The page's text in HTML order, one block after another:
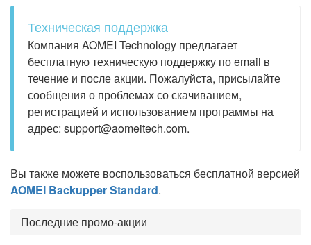
Техническая поддержка
Компания AOMEI Technology предлагает
бесплатную техническую поддержку по email в
течение и после акции. Пожалуйста, присылайте
сообщения о проблемах со скачиванием,
регистрацией и использованием программы на
адрес: support@aomeitech.com.
Вы также можете воспользоваться бесплатной версией
AOMEI Backupper Standard.
Последние промо-акции